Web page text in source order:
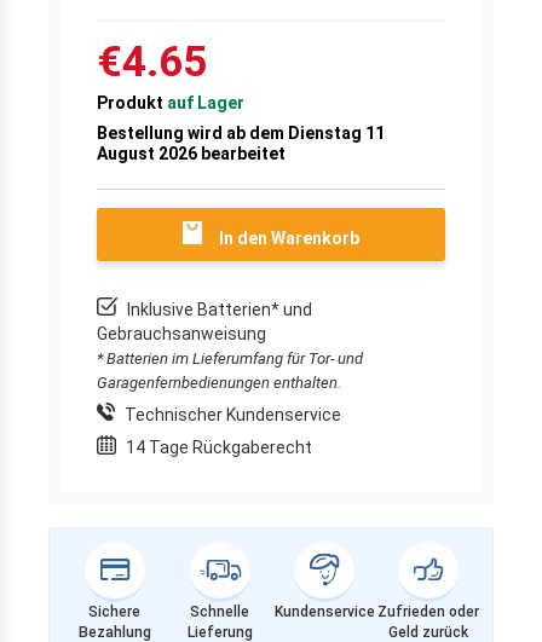
€4.65
Produkt auf Lager
Bestellung wird ab dem Dienstag 11
August 2026 bearbeitet
In den Warenkorb
Inklusive Batterien* und
Gebrauchsanweisung
* Batterien im Lieferumfang für Tor- und
Garagenfernbedienungen enthalten.
Technischer Kundenservice
14 Tage Rückgaberecht
Sichere
Bezahlung
Schnelle
Lieferung
Kundenservice Zufrieden oder
Geld zurück